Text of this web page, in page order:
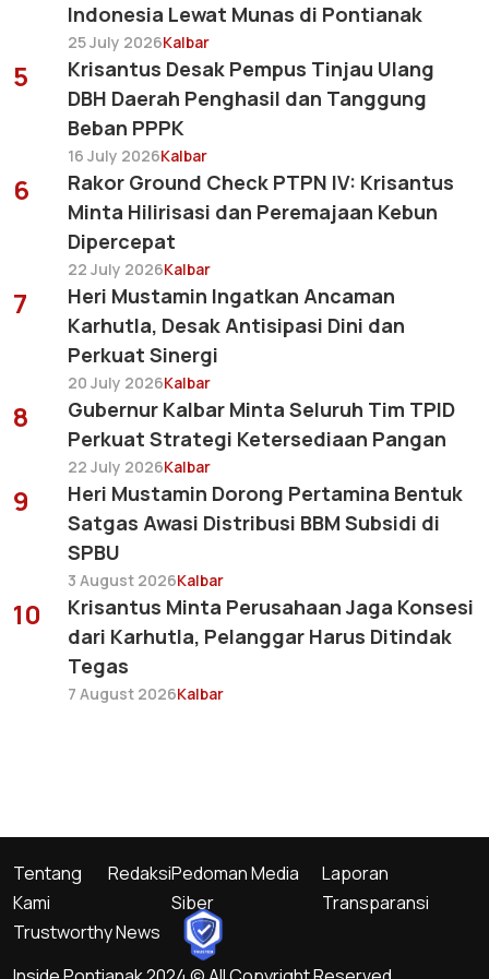
Indonesia Lewat Munas di Pontianak
25 July 2026Kalbar
5
Krisantus Desak Pempus Tinjau Ulang
DBH Daerah Penghasil dan Tanggung
Beban PPPK
16 July 2026Kalbar
6
Rakor Ground Check PTPN IV: Krisantus
Minta Hilirisasi dan Peremajaan Kebun
Dipercepat
22 July 2026Kalbar
7
Heri Mustamin Ingatkan Ancaman
Karhutla, Desak Antisipasi Dini dan
Perkuat Sinergi
20 July 2026Kalbar
8
Gubernur Kalbar Minta Seluruh Tim TPID
Perkuat Strategi Ketersediaan Pangan
22 July 2026Kalbar
9
Heri Mustamin Dorong Pertamina Bentuk
Satgas Awasi Distribusi BBM Subsidi di
SPBU
3 August 2026Kalbar
10
Krisantus Minta Perusahaan Jaga Konsesi
dari Karhutla, Pelanggar Harus Ditindak
Tegas
7 August 2026Kalbar
Trustworthy News
Tentang
Kami
RedaksiPedoman Media
Siber
Laporan
Transparansi